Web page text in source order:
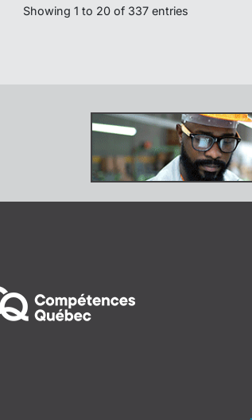
Showing 1 to 20 of 337 entries